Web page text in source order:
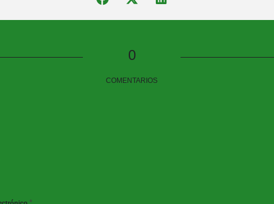
0
COMENTARIOS